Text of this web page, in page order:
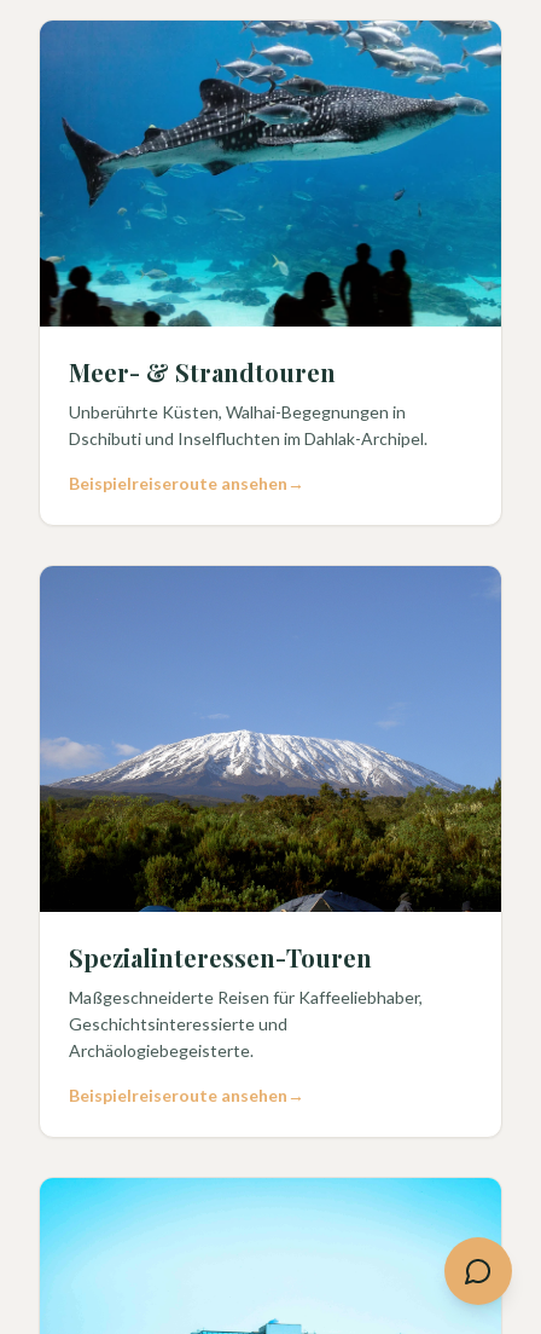
Meer- & Strandtouren
Unberührte Küsten, Walhai-Begegnungen in
Dschibuti und Inselfluchten im Dahlak-Archipel.
Beispielreiseroute ansehen →
Spezialinteressen-Touren
Maßgeschneiderte Reisen für Kaffeeliebhaber,
Geschichtsinteressierte und
Archäologiebegeisterte.
Beispielreiseroute ansehen →